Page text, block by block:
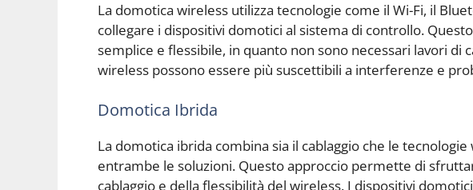
La domotica wireless utilizza tecnologie come il Wi-Fi, il
collegare i dispositivi domotici al sistema di controllo.
semplice e flessibile, in quanto non sono necessari lavori di
wireless possono essere più suscettibili a interferenze e
Domotica Ibrida
La domotica ibrida combina sia il cablaggio che le
entrambe le soluzioni. Questo approccio permette di
cablaggio e della flessibilità del wireless. I dispositivi